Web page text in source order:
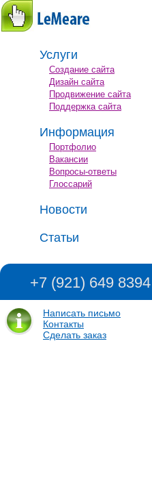
Услуги
Создание сайта
Дизайн сайта
Продвижение сайта
Поддержка сайта
Информация
Портфолио
Вакансии
Вопросы-ответы
Глоссарий
Новости
Статьи
+7 (921) 649 8394
Написать письмо
Контакты
Сделать заказ